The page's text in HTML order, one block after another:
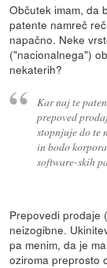
Občutek imam, da
patente namreč
napačno. Neke
("nacionalnega")
nekaterih?
Kar naj te
prepoved
stopnjuje do te
in bodo
software-skih
Prepovedi prodaje
neizogibne.
pa menim, da je
oziroma preprosto